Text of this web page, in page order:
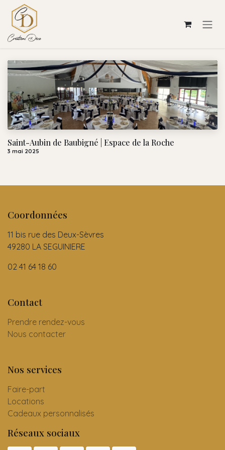
Se rendre au contenu
Saint-Aubin de Baubigné | Espace de la Roche
3 mai 2025
Coordonnées
11 bis rue des Deux-Sèvres
49280 LA SEGUINIERE
02 41 64 18 60
Contact
Prendre rendez-vous
Nous contacter
Nos services
Faire-part
Locations
Cadeaux personnalisés
Réseaux sociaux